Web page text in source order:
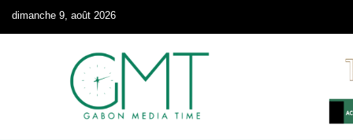
dimanche 9, août 2026